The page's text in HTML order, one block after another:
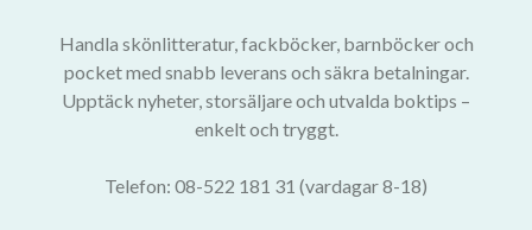
Handla skönlitteratur, fackböcker, barnböcker och
pocket med snabb leverans och säkra betalningar.
Upptäck nyheter, storsäljare och utvalda boktips –
enkelt och tryggt.
Telefon: 08-522 181 31 (vardagar 8-18)